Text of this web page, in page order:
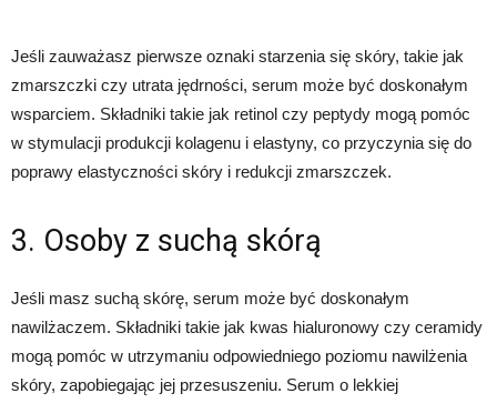
Jeśli zauważasz pierwsze oznaki starzenia się skóry, takie jak
zmarszczki czy utrata jędrności, serum może być doskonałym
wsparciem. Składniki takie jak retinol czy peptydy mogą pomóc
w stymulacji produkcji kolagenu i elastyny, co przyczynia się do
poprawy elastyczności skóry i redukcji zmarszczek.
3. Osoby z suchą skórą
Jeśli masz suchą skórę, serum może być doskonałym
nawilżaczem. Składniki takie jak kwas hialuronowy czy ceramidy
mogą pomóc w utrzymaniu odpowiedniego poziomu nawilżenia
skóry, zapobiegając jej przesuszeniu. Serum o lekkiej